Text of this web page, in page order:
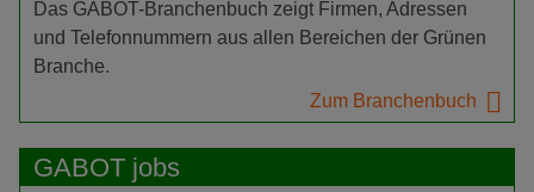
Das GABOT-Branchenbuch zeigt Firmen, Adressen
und Telefonnummern aus allen Bereichen der Grünen
Branche.
Zum Branchenbuch
GABOT jobs